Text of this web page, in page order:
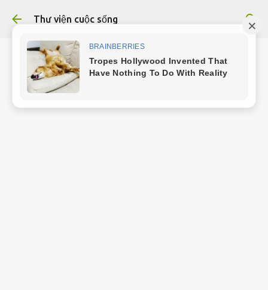
Chuyển đến nội dung chính
Thư viện cuộc sống